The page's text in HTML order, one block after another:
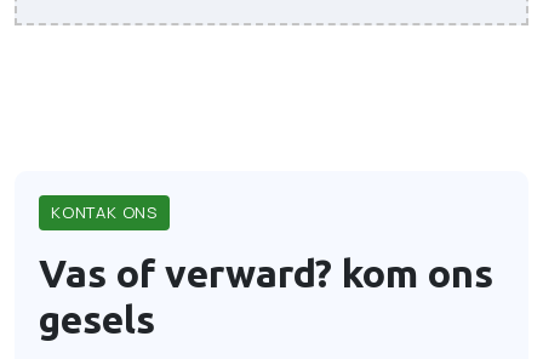
KONTAK ONS
Vas of verward? kom ons
gesels